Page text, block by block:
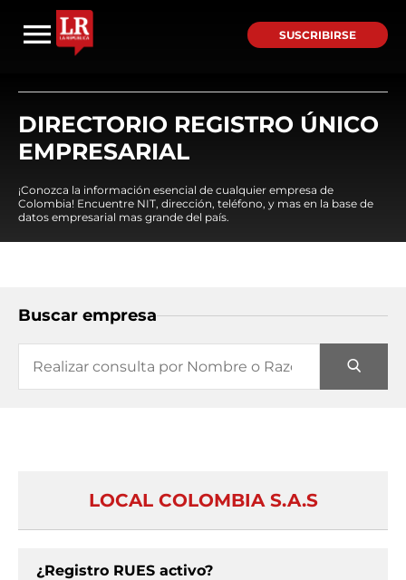
SUSCRIBIRSE
DIRECTORIO REGISTRO ÚNICO
EMPRESARIAL
¡Conozca la información esencial de cualquier empresa de
Colombia! Encuentre NIT, dirección, teléfono, y mas en la base de
datos empresarial mas grande del país.
Buscar empresa
LOCAL COLOMBIA S.A.S
¿Registro RUES activo?